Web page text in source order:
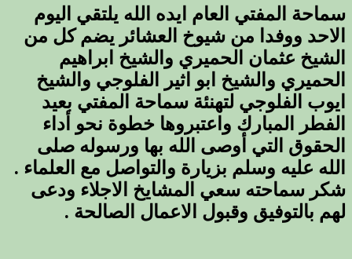
من
شيوخ
العشائر
يهنئ
المفتي
العام
ايده
الله
مغلقة
سماحة المفتي العام ايده الله يلتقي اليوم
الاحد ووفدا من شيوخ العشائر يضم كل من
الشيخ عثمان الحميري والشيخ ابراهيم
الحميري والشيخ ابو اثير الفلوجي والشيخ
ايوب الفلوجي لتهنئة سماحة المفتي بعيد
الفطر المبارك واعتبروها خطوة نحو أداء
الحقوق التي أوصى الله بها ورسوله صلى
الله عليه وسلم بزيارة والتواصل مع العلماء .
شكر سماحته سعي المشايخ الاجلاء ودعى
لهم بالتوفيق وقبول الاعمال الصالحة .